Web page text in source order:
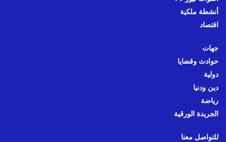
أنشطة ملكية
اقتصاد
جهات
حوادث وقضايا
دولية
دين ودنيا
رياضة
الجريدة الورقية
للتواصل معنا